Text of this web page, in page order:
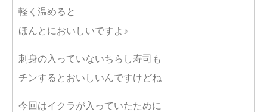
軽く温めると
ほんとにおいしいですよ♪
刺身の入っていないちらし寿司も
チンするとおいしいんですけどね
今回はイクラが入っていたために